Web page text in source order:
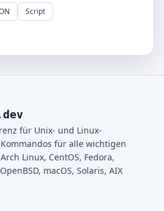
Script
für Unix- und Linux-
für alle wichtigen
Linux, CentOS, Fedora,
macOS, Solaris, AIX